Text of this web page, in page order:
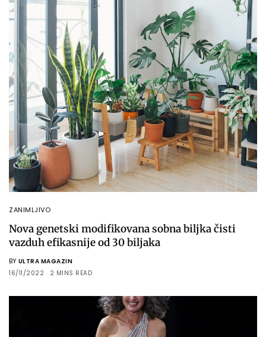
ZANIMLJIVO
Nova genetski modifikovana sobna biljka čisti
vazduh efikasnije od 30 biljaka
BY ULTRA MAGAZIN
16/11/2022
2 MINS READ